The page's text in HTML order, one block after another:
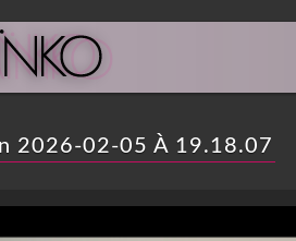
2026-02-05 À 19.18.07